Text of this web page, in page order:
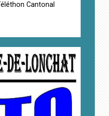
Cantonal